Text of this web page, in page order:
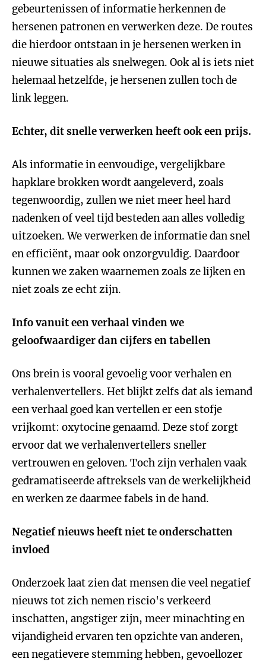
gebeurtenissen of informatie herkennen de
hersenen patronen en verwerken deze. De routes
die hierdoor ontstaan in je hersenen werken in
nieuwe situaties als snelwegen. Ook al is iets niet
helemaal hetzelfde, je hersenen zullen toch de
link leggen.
Echter, dit snelle verwerken heeft ook een prijs.
Als informatie in eenvoudige, vergelijkbare
hapklare brokken wordt aangeleverd, zoals
tegenwoordig, zullen we niet meer heel hard
nadenken of veel tijd besteden aan alles volledig
uitzoeken. We verwerken de informatie dan snel
en efficiënt, maar ook onzorgvuldig. Daardoor
kunnen we zaken waarnemen zoals ze lijken en
niet zoals ze echt zijn.
Info vanuit een verhaal vinden we
geloofwaardiger dan cijfers en tabellen
Ons brein is vooral gevoelig voor verhalen en
verhalenvertellers. Het blijkt zelfs dat als iemand
een verhaal goed kan vertellen er een stofje
vrijkomt: oxytocine genaamd. Deze stof zorgt
ervoor dat we verhalenvertellers sneller
vertrouwen en geloven. Toch zijn verhalen vaak
gedramatiseerde aftreksels van de werkelijkheid
en werken ze daarmee fabels in de hand.
Negatief nieuws heeft niet te onderschatten
invloed
Onderzoek laat zien dat mensen die veel negatief
nieuws tot zich nemen riscio's verkeerd
inschatten, angstiger zijn, meer minachting en
vijandigheid ervaren ten opzichte van anderen,
een negatievere stemming hebben, gevoellozer